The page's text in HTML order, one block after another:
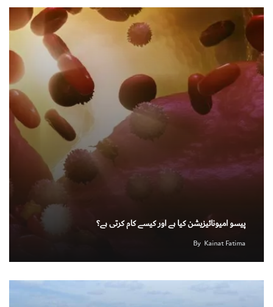
پیسو امیونائیزیشن کیا ہے اور کیسے کام کرتی ہے؟
By Kainat Fatima